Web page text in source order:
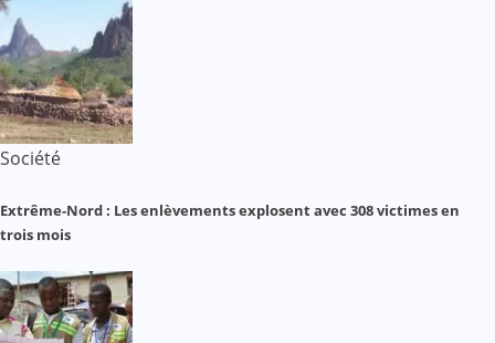
Société
Extrême-Nord : Les enlèvements explosent avec 308 victimes en
trois mois